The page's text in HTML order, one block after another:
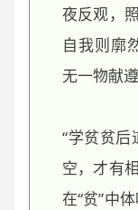
夜反观，
自我则廓
无一物献遵
“学贫贫后
空，才有
在“贫”中